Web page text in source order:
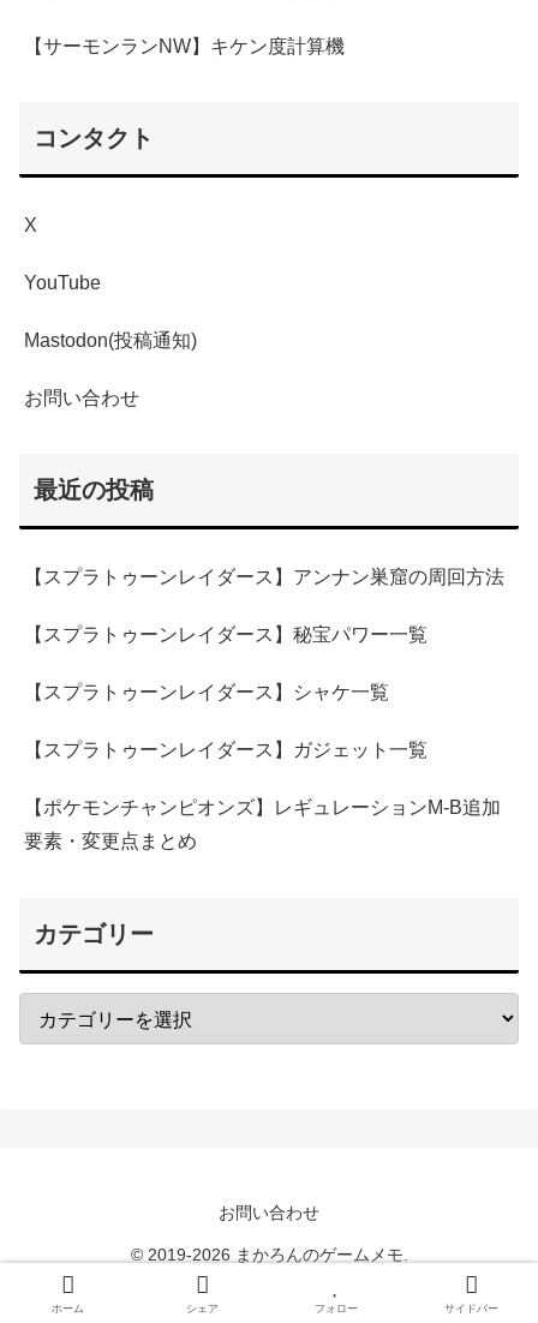
【サーモンランNW】キケン度計算機
コンタクト
X
YouTube
Mastodon(投稿通知)
お問い合わせ
最近の投稿
【スプラトゥーンレイダース】アンナン巣窟の周回方法
【スプラトゥーンレイダース】秘宝パワー一覧
【スプラトゥーンレイダース】シャケ一覧
【スプラトゥーンレイダース】ガジェット一覧
【ポケモンチャンピオンズ】レギュレーションM-B追加
要素・変更点まとめ
カテゴリー
お問い合わせ
© 2019-2026 まかろんのゲームメモ.
ホーム シェア フォロー サイドバー